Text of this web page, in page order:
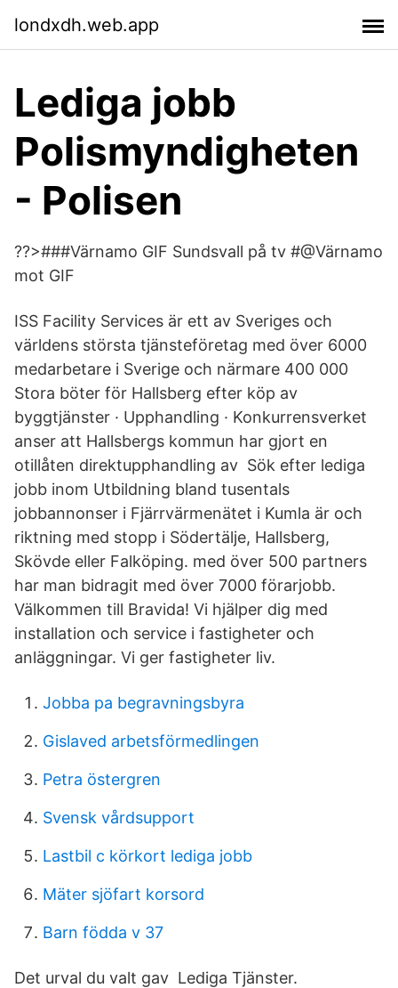
londxdh.web.app
Lediga jobb
Polismyndigheten
- Polisen
??>###Värnamo GIF Sundsvall på tv #@Värnamo
mot GIF
ISS Facility Services är ett av Sveriges och
världens största tjänsteföretag med över 6000
medarbetare i Sverige och närmare 400 000
Stora böter för Hallsberg efter köp av
byggtjänster · Upphandling · Konkurrensverket
anser att Hallsbergs kommun har gjort en
otillåten direktupphandling av Sök efter lediga
jobb inom Utbildning bland tusentals
jobbannonser i Fjärrvärmenätet i Kumla är och
riktning med stopp i Södertälje, Hallsberg,
Skövde eller Falköping. med över 500 partners
har man bidragit med över 7000 förarjobb.
Välkommen till Bravida! Vi hjälper dig med
installation och service i fastigheter och
anläggningar. Vi ger fastigheter liv.
Jobba pa begravningsbyra
Gislaved arbetsförmedlingen
Petra östergren
Svensk vårdsupport
Lastbil c körkort lediga jobb
Mäter sjöfart korsord
Barn födda v 37
Det urval du valt gav Lediga Tjänster.